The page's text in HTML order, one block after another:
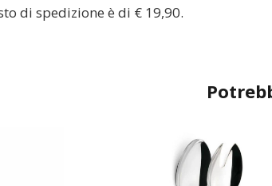
di spedizione è di € 19,90.